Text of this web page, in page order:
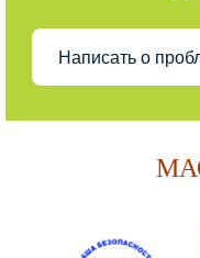
Написать о